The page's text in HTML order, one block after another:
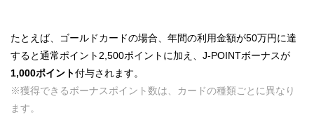
たとえば、ゴールドカードの場合、年間の利用金額が50万円に達
すると通常ポイント2,500ポイントに加え、J-POINTボーナスが
1,000ポイント付与されます。
※獲得できるボーナスポイント数は、カードの種類ごとに異なり
ます。